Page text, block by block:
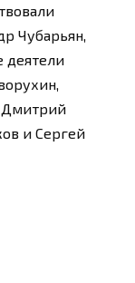
Чубарьян,
деятели
Дмитрий
и Сергей